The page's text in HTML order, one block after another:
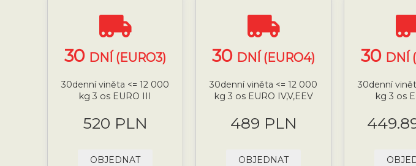
30 DNÍ (EURO3)
30denní viněta <= 12 000
kg 3 os EURO III
520 PLN
OBJEDNAT
30 DNÍ (EURO4)
30denní viněta <= 12 000
kg 3 os EURO IV,V,EEV
489 PLN
OBJEDNAT
30 DNÍ
30denní
kg 3 os